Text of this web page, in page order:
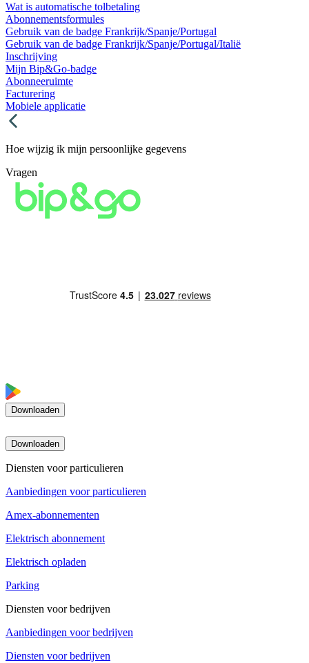
Wat is automatische tolbetaling
Abonnementsformules
Gebruik van de badge Frankrijk/Spanje/Portugal
Gebruik van de badge Frankrijk/Spanje/Portugal/Italië
Inschrijving
Mijn Bip&Go-badge
Abonneeruimte
Facturering
Mobiele applicatie
Hoe wijzig ik mijn persoonlijke gegevens
Vragen
Downloaden
Downloaden
Diensten voor particulieren
Aanbiedingen voor particulieren
Amex-abonnementen
Elektrisch abonnement
Elektrisch opladen
Parking
Diensten voor bedrijven
Aanbiedingen voor bedrijven
Diensten voor bedrijven